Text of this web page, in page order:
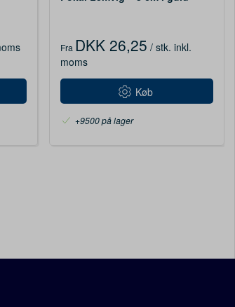
Fra DKK 26,25 / stk. inkl.
moms
Køb
+9500 på lager